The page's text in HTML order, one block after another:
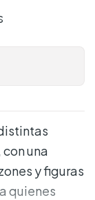
una
y figuras
quienes